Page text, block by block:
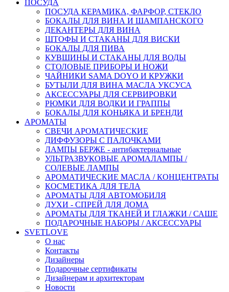
ПОСУДА
ПОСУДА КЕРАМИКА, ФАРФОР, СТЕКЛО
БОКАЛЫ ДЛЯ ВИНА И ШАМПАНСКОГО
ДЕКАНТЕРЫ ДЛЯ ВИНА
ШТОФЫ И СТАКАНЫ ДЛЯ ВИСКИ
БОКАЛЫ ДЛЯ ПИВА
КУВШИНЫ И СТАКАНЫ ДЛЯ ВОДЫ
СТОЛОВЫЕ ПРИБОРЫ И НОЖИ
ЧАЙНИКИ SAMA DOYO И КРУЖКИ
БУТЫЛИ ДЛЯ ВИНА МАСЛА УКСУСА
АКСЕССУАРЫ ДЛЯ СЕРВИРОВКИ
РЮМКИ ДЛЯ ВОДКИ И ГРАППЫ
БОКАЛЫ ДЛЯ КОНЬЯКА И БРЕНДИ
АРОМАТЫ
СВЕЧИ АРОМАТИЧЕСКИЕ
ДИФФУЗОРЫ С ПАЛОЧКАМИ
ЛАМПЫ БЕРЖЕ - антибактериальные
УЛЬТРАЗВУКОВЫЕ АРОМАЛАМПЫ /
СОЛЕВЫЕ ЛАМПЫ
АРОМАТИЧЕСКИЕ МАСЛА / КОНЦЕНТРАТЫ
КОСМЕТИКА ДЛЯ ТЕЛА
АРОМАТЫ ДЛЯ АВТОМОБИЛЯ
ДУХИ - СПРЕЙ ДЛЯ ДОМА
АРОМАТЫ ДЛЯ ТКАНЕЙ И ГЛАЖКИ / САШЕ
ПОДАРОЧНЫЕ НАБОРЫ / АКСЕССУАРЫ
SVETLOVE
О нас
Контакты
Дизайнеры
Подарочные сертификаты
Дизайнерам и архитекторам
Новости